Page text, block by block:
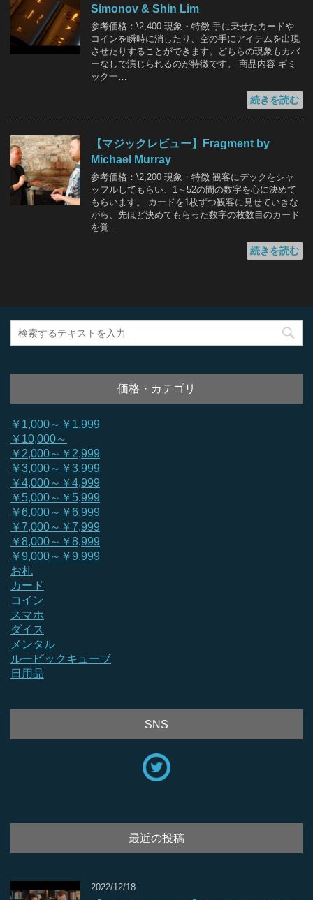
Simonov & Shin Lim
参考価格：\2,400 現象・特徴 手に乗せたカードや
コインを瞬時に消したり、空の手にアイテムを出現
させたりすることができます。どちらの現象もカバ
ーなしで演じられるのが特徴です。 商品内容 ギミ
ック一…
続きを読む
【マジックレビュー】Fragment by
Michael Murray
参考価格：\2,200 現象・特徴 観客にデックをシャ
ッフルしてもらい、1～52の間の数字を心に決めて
もらいます。 カードを1枚ずつ観客に見せていきな
がら、先ほど決めてもらった数字の枚数目のカード
を覚…
続きを読む
価格・カテゴリ
￥1,000～￥1,999
￥10,000～
￥2,000～￥2,999
￥3,000～￥3,999
￥4,000～￥4,999
￥5,000～￥5,999
￥6,000～￥6,999
￥7,000～￥7,999
￥8,000～￥8,999
￥9,000～￥9,999
お札
カード
コイン
スマホ
ダイス
メンタル
ルービックキューブ
日用品
SNS
最近の投稿
2022/12/18